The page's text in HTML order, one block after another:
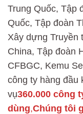
Trung Quốc, Tập
Quốc, Tập đoàn
Xây dựng Truyền
China, Tập đoàn
CFBGC, Kemu
công ty hàng đầu
vụ360.000 công
dùng,Chúng tôi